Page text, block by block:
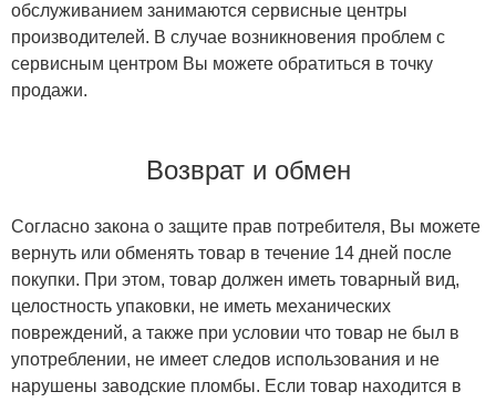
обслуживанием занимаются сервисные центры
производителей. В случае возникновения проблем с
сервисным центром Вы можете обратиться в точку
продажи.
Возврат и обмен
Согласно закона о защите прав потребителя, Вы можете
вернуть или обменять товар в течение 14 дней после
покупки. При этом, товар должен иметь товарный вид,
целостность упаковки, не иметь механических
повреждений, а также при условии что товар не был в
употреблении, не имеет следов использования и не
нарушены заводские пломбы. Если товар находится в